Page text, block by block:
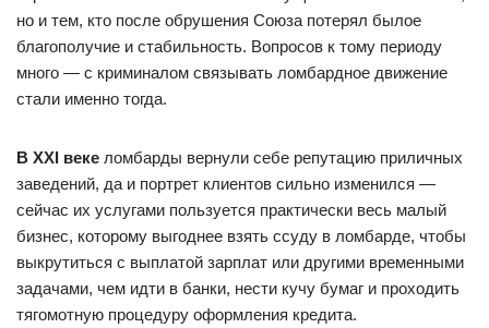
но и тем, кто после обрушения Союза потерял былое
благополучие и стабильность. Вопросов к тому периоду
много — с криминалом связывать ломбардное движение
стали именно тогда.
В ХХI веке ломбарды вернули себе репутацию приличных
заведений, да и портрет клиентов сильно изменился —
сейчас их услугами пользуется практически весь малый
бизнес, которому выгоднее взять ссуду в ломбарде, чтобы
выкрутиться с выплатой зарплат или другими временными
задачами, чем идти в банки, нести кучу бумаг и проходить
тягомотную процедуру оформления кредита.